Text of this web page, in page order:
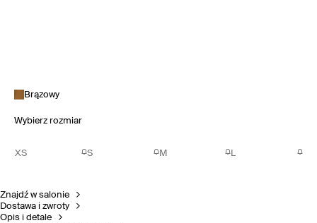
Brązowy
Wybierz rozmiar
XS S M L
Znajdź w salonie
Dostawa i zwroty
Opis i detale